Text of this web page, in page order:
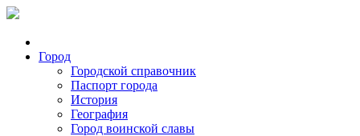
Город
Городской справочник
Паспорт города
История
География
Город воинской славы